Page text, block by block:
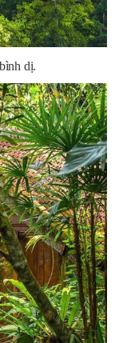
dị.